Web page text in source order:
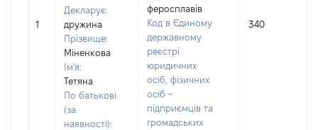
1
Декларує:
дружина
Прізвище:
Міненкова
Ім'я:
Тетяна
По батькові
(за
наявності):
феросплавів
Код в Єдиному
державному
реєстрі
юридичних
осіб, фізичних
осіб –
підприємців та
громадських
340